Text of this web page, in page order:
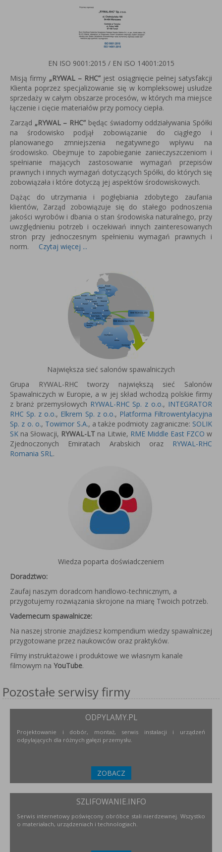
EN ISO 9001:2015 / EN ISO 14001:2015
Misją firmy „RYWAL – RHC” jest osiągnięcie pełnej satysfakcji
Klienta poprzez specjalizowanie się w kompleksowej usłudze
sprzedaży w całym obszarze procesów, w których ma miejsce
łączenie i cięcie materiałów przy pomocy ciepła.
Zarząd „RYWAL – RHC” będąc świadomy oddziaływania Spółki
na środowisko podjął zobowiązanie do ciągłego i
planowanego zmniejszenia negatywnego wpływu na
środowisko. Obejmuje to zapobieganie zanieczyszczeniom i
spełnianie mających zastosowanie wymagań przepisów
prawnych i innych wymagań dotyczących Spółki, do których się
zobowiązała i które dotyczą jej aspektów środowiskowych.
Dążąc do utrzymania i pogłębiania zdobytego zaufania
klientów, Zarząd zobowiązuje się do stałego podnoszenia
jakości wyrobów i dbania o stan środowiska naturalnego, przy
uwzględnieniu potrzeb i oczekiwań innych zainteresowanych
stron przy jednoczesnym spełnieniu wymagań prawnych i
norm. Czytaj więcej ...
Największa sieć salonów spawalniczych
Grupa RYWAL-RHC tworzy największą sieć Salonów
Spawalniczych w Europie, a w jej skład wchodzą polskie firmy
z branż przemysłowych RYWAL-RHC Sp. z o.o., INTEGRATOR
RHC Sp. z o.o., Elkrem Sp. z o.o., Platforma Filtrowentylacyjna
Sp. z o. o., Towimor S.A., a także podmioty zagraniczne: SOLIK
SK na Słowacji, RYWAL-LT na Litwie, RME Middle East FZCO w
Zjednoczonych Emiratach Arabskich oraz RYWAL-RHC
Romania SRL.
Wiedza poparta doświadczeniem
Doradztwo:
Zaufaj naszym doradcom handlowo-technicznym, a
przygotujemy rozwiązania skrojone na miarę Twoich potrzeb.
Vademecum spawalnicze:
Na naszej stronie znajdziesz kompendium wiedzy spawalniczej
przygotowane przez naukowców oraz praktyków.
Filmy instruktażowe i produktowe we własnym kanale
filmowym na YouTube.
Pozostałe serwisy firmy
ODPYLAMY.PL
Projektowanie i dobór, montaż, serwis instalacji i urządzeń
odpylających dla różnych gałęzi przemysłu.
ZOBACZ
SZLIFOWANIE.INFO
Serwis internetowy poświęcony obróbce stali nierdzewnej. Wszystko
o materiałach, urządzeniach i technologiach.